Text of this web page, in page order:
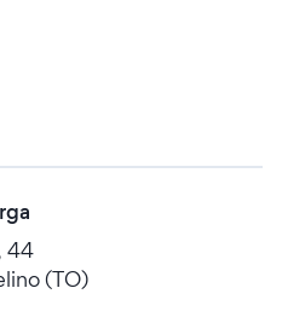
44
(TO)